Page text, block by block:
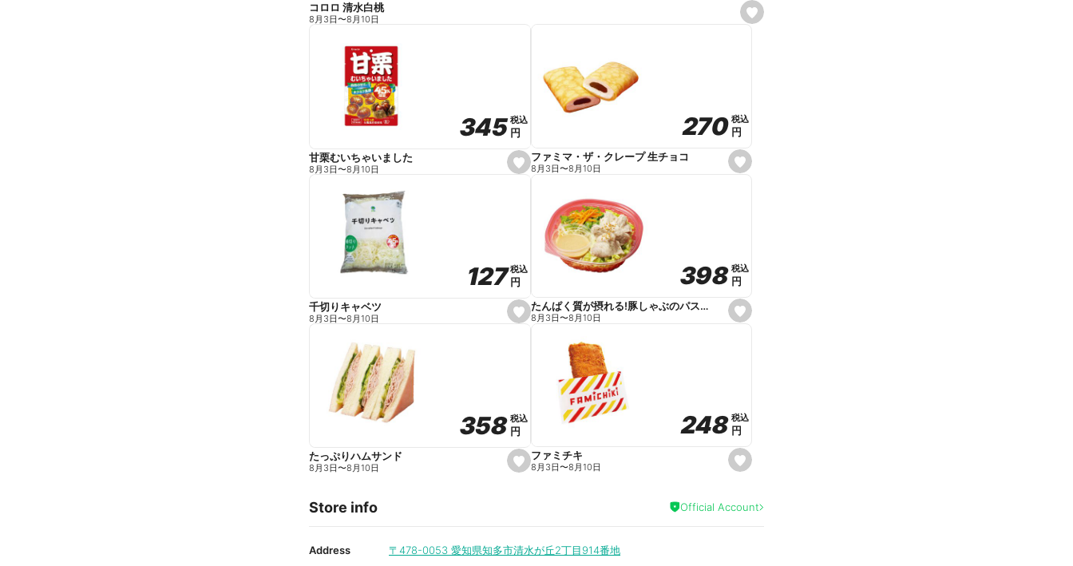
s
e
コロロ 清水白桃
8月3日〜8月10日
s
e
e
345
345税込
税込
円
円
甘栗むいちゃいました
8月3日〜8月10日
s
e
e
270
270 税込
税込
円
円
ファミマ・ザ・クレープ 生チョコ
8月3日〜8月10日
s
e
e
127
127税込
税込
円
円
千切りキャベツ
8月3日〜8月10日
s
e
e
398
398 税込
税込
円
円
たんぱく質が摂れる!豚しゃぶのパスタサラダ
8月3日〜8月10日
s
e
i
t
358
358税込
税込
円
円
たっぷりハムサンド
8月3日〜8月10日
s
e
a
248
248 税込
税込
円
円
ファミチキ
8月3日〜8月10日
Store info Official Account
Address 〒478-0053 愛知県知多市清水が丘2丁目914番地